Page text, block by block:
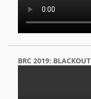
BRC 2019: BLACKOUT